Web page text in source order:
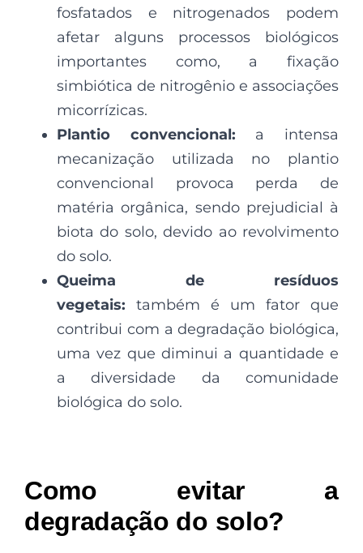
fosfatados e nitrogenados podem
afetar alguns processos biológicos
importantes como, a fixação
simbiótica de nitrogênio e associações
micorrízicas.
Plantio convencional: a intensa
mecanização utilizada no plantio
convencional provoca perda de
matéria orgânica, sendo prejudicial à
biota do solo, devido ao revolvimento
do solo.
Queima de resíduos
vegetais: também é um fator que
contribui com a degradação biológica,
uma vez que diminui a quantidade e
a diversidade da comunidade
biológica do solo.
Como evitar a
degradação do solo?